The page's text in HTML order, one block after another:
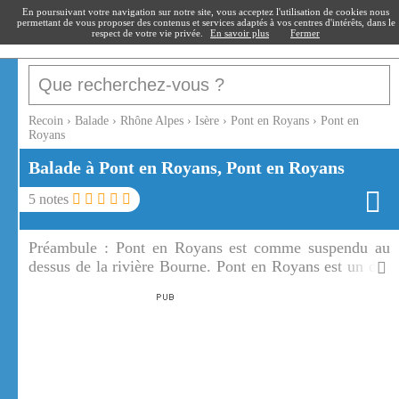
recoin.fr
Recoin › Balade › Rhône Alpes › Isère › Pont en Royans › Pont en
Royans
Balade à Pont en Royans, Pont en Royans
5 notes
Préambule : Pont en Royans est comme suspendu au
dessus de la rivière Bourne. Pont en Royans est un des
En poursuivant votre navigation sur notre site, vous acceptez l'utilisation de cookies nous
permettant de vous proposer des contenus et services adaptés à vos centres d'intérêts, dans le
respect de votre vie privée.
En savoir plus Fermer